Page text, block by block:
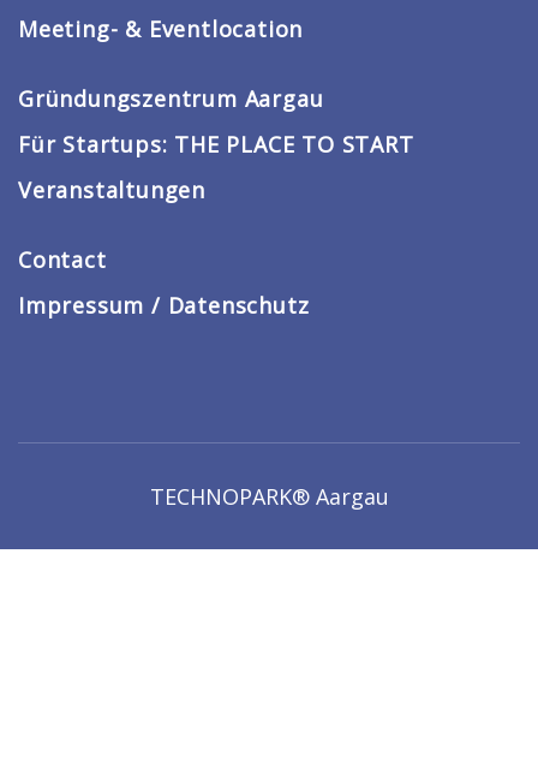
Meeting- & Eventlocation
Gründungszentrum Aargau
Für Startups: THE PLACE TO START
Veranstaltungen
Contact
Impressum / Datenschutz
TECHNOPARK® Aargau